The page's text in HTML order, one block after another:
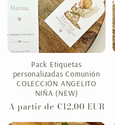
Pack Etiquetas
personalizadas Comunión
COLECCIÓN ANGELITO
NIÑA (NEW)
Precio
A partir de €12,00 EUR